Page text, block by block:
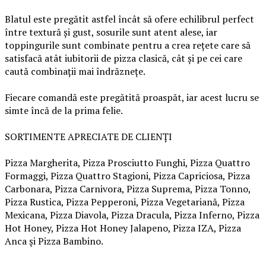
Blatul este pregătit astfel încât să ofere echilibrul perfect
între textură și gust, sosurile sunt atent alese, iar
toppingurile sunt combinate pentru a crea rețete care să
satisfacă atât iubitorii de pizza clasică, cât și pe cei care
caută combinații mai îndrăznețe.
Fiecare comandă este pregătită proaspăt, iar acest lucru se
simte încă de la prima felie.
SORTIMENTE APRECIATE DE CLIENȚI
Pizza Margherita, Pizza Prosciutto Funghi, Pizza Quattro
Formaggi, Pizza Quattro Stagioni, Pizza Capriciosa, Pizza
Carbonara, Pizza Carnivora, Pizza Suprema, Pizza Tonno,
Pizza Rustica, Pizza Pepperoni, Pizza Vegetariană, Pizza
Mexicana, Pizza Diavola, Pizza Dracula, Pizza Inferno, Pizza
Hot Honey, Pizza Hot Honey Jalapeno, Pizza IZA, Pizza
Anca și Pizza Bambino.